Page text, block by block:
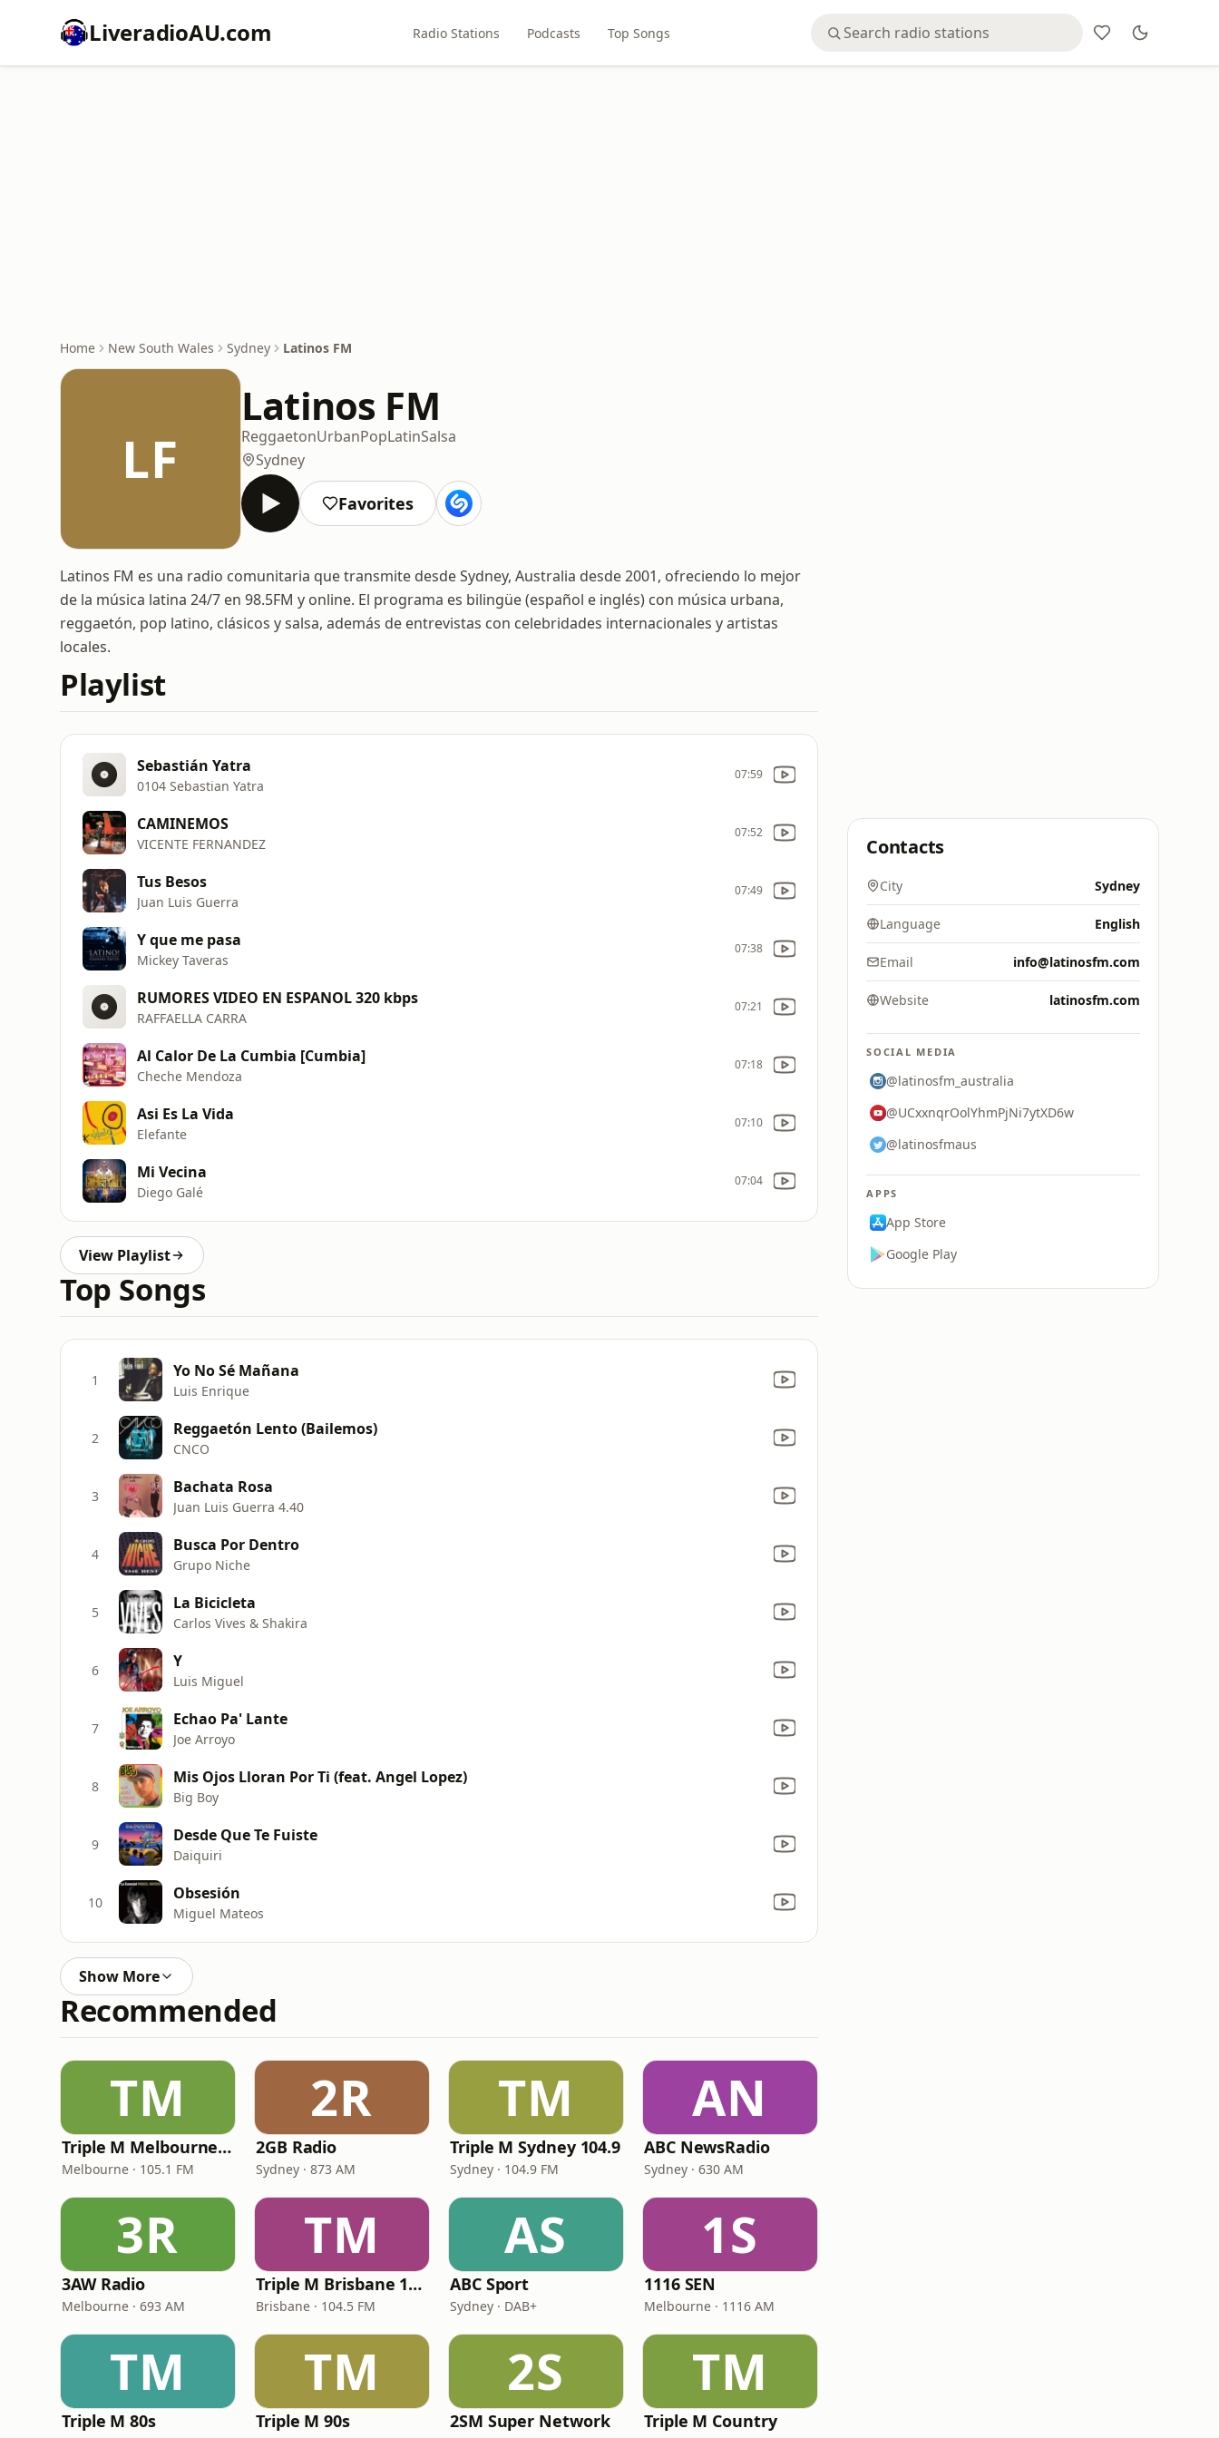
LiveradioAU.com Radio Stations Podcasts Top Songs
Home New South Wales Sydney Latinos FM
LF
Latinos FM
ReggaetonUrbanPopLatinSalsa
Sydney
Favorites
Latinos FM es una radio comunitaria que transmite desde Sydney, Australia desde 2001, ofreciendo lo mejor
de la música latina 24/7 en 98.5FM y online. El programa es bilingüe (español e inglés) con música urbana,
reggaetón, pop latino, clásicos y salsa, además de entrevistas con celebridades internacionales y artistas
locales.
Playlist
Sebastián Yatra
0104 Sebastian Yatra
07:59
CAMINEMOS
VICENTE FERNANDEZ
07:52
Tus Besos
Juan Luis Guerra
07:49
Y que me pasa
Mickey Taveras
07:38
RUMORES VIDEO EN ESPANOL 320 kbps
RAFFAELLA CARRA
07:21
Al Calor De La Cumbia [Cumbia]
Cheche Mendoza
07:18
Asi Es La Vida
Elefante
07:10
Mi Vecina
Diego Galé
07:04
View Playlist
Top Songs
1 Yo No Sé Mañana
Luis Enrique
2 Reggaetón Lento (Bailemos)
CNCO
3 Bachata Rosa
Juan Luis Guerra 4.40
4 Busca Por Dentro
Grupo Niche
5 La Bicicleta
Carlos Vives & Shakira
6 Y
Luis Miguel
7 Echao Pa' Lante
Joe Arroyo
8 Mis Ojos Lloran Por Ti (feat. Angel Lopez)
Big Boy
9 Desde Que Te Fuiste
Daiquiri
10 Obsesión
Miguel Mateos
Show More
Recommended
TM
Triple M Melbourne 105.1
Melbourne · 105.1 FM
2R
2GB Radio
Sydney · 873 AM
TM
Triple M Sydney 104.9
Sydney · 104.9 FM
AN
ABC NewsRadio
Sydney · 630 AM
3R
3AW Radio
Melbourne · 693 AM
TM
Triple M Brisbane 104.5
Brisbane · 104.5 FM
AS
ABC Sport
Sydney · DAB+
1S
1116 SEN
Melbourne · 1116 AM
TM
Triple M 80s
TM
Triple M 90s
2S
2SM Super Network
TM
Triple M Country
Contacts
City Sydney
Language English
Email info@latinosfm.com
Website latinosfm.com
SOCIAL MEDIA
@latinosfm_australia
@UCxxnqrOolYhmPjNi7ytXD6w
@latinosfmaus
APPS
App Store
Google Play